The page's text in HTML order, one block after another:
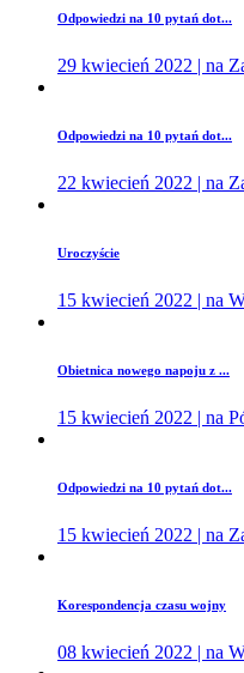
Odpowiedzi na 10 pytań dot...
29 kwiecień 2022 | na
Odpowiedzi na 10 pytań dot...
22 kwiecień 2022 | na
Uroczyście
15 kwiecień 2022 | na
Obietnica nowego napoju z ...
15 kwiecień 2022 | na
Odpowiedzi na 10 pytań dot...
15 kwiecień 2022 | na
Korespondencja czasu wojny
08 kwiecień 2022 | na